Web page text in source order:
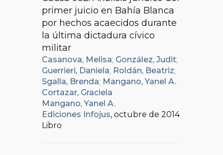
primer juicio en Bahía Blanca
por hechos acaecidos durante
la última dictadura cívico
militar
Casanova, Melisa; González, Judit;
Guerrieri, Daniela; Roldán, Beatriz;
Sgalla, Brenda; Mangano, Yanel A.
Cortazar, Graciela
Mangano, Yanel A.
Ediciones Infojus, octubre de 2014
Libro